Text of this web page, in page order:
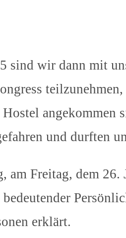
sind wir dann mit
angekommen
und durften
am Freitag, dem
erklärt.